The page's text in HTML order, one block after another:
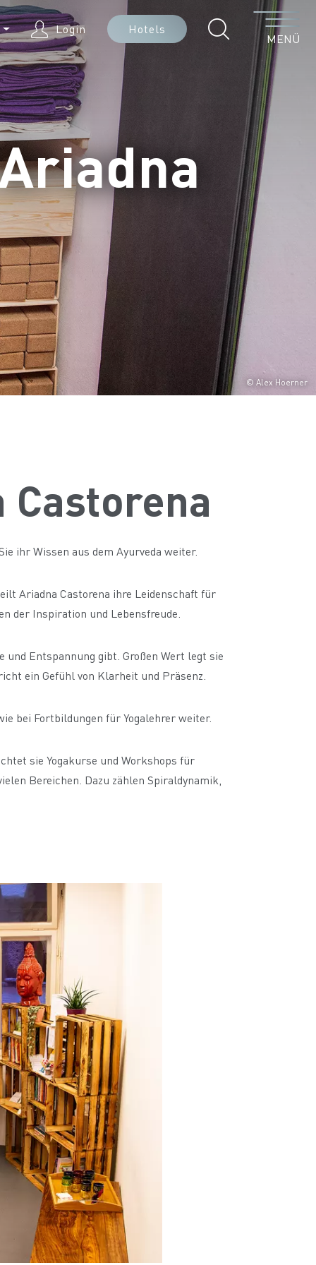
Login Hotels
Menü
MENÜ
© Alex Hoerner
Castorena
ihr Wissen aus dem Ayurveda weiter.
Ariadna Castorena ihre Leidenschaft für
der Inspiration und Lebensfreude.
Entspannung gibt. Großen Wert legt sie
ein Gefühl von Klarheit und Präsenz.
bei Fortbildungen für Yogalehrer weiter.
sie Yogakurse und Workshops für
Bereichen. Dazu zählen Spiraldynamik,